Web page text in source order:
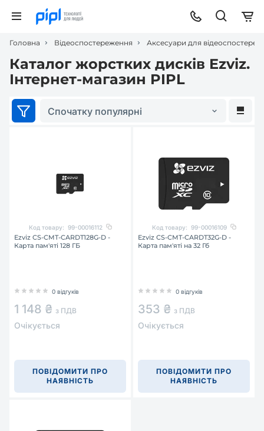
Головна Відеоспостереження Аксесуари для
Каталог жорстких дисків Ezviz.
Інтернет-магазин PIPL
Спочатку популярні
Код товару: 99-00016112
Ezviz CS-CMT-CARDT128G-D -
Карта пам'яті 128 ГБ
0 відгуків
1 148 ₴ з ПДВ
Очікується
ПОВІДОМИТИ ПРО
НАЯВНІСТЬ
Код товару: 99-00016109
Ezviz CS-CMT-CARDT32G-D -
Карта пам'яті на 32 Гб
0 відгуків
353 ₴ з ПДВ
Очікується
ПОВІДОМИТИ ПРО
НАЯВНІСТЬ